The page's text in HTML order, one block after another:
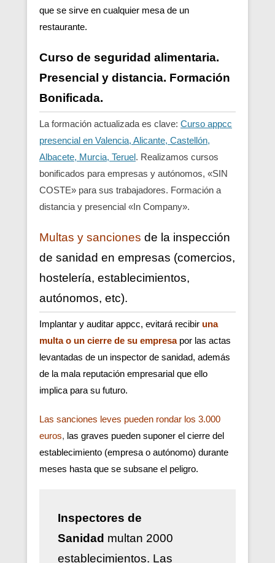
que se sirve en cualquier mesa de un
restaurante.
Curso de seguridad alimentaria.
Presencial y distancia. Formación
Bonificada.
La formación actualizada es clave: Curso appcc
presencial en Valencia, Alicante, Castellón,
Albacete, Murcia, Teruel. Realizamos cursos
bonificados para empresas y autónomos, «SIN
COSTE» para sus trabajadores. Formación a
distancia y presencial «In Company».
Multas y sanciones de la inspección
de sanidad en empresas (comercios,
hostelería, establecimientos,
autónomos, etc).
Implantar y auditar appcc, evitará recibir una
multa o un cierre de su empresa por las actas
levantadas de un inspector de sanidad, además
de la mala reputación empresarial que ello
implica para su futuro.
Las sanciones leves pueden rondar los 3.000
euros, las graves pueden suponer el cierre del
establecimiento (empresa o autónomo) durante
meses hasta que se subsane el peligro.
Inspectores de
Sanidad multan 2000
establecimientos. Las